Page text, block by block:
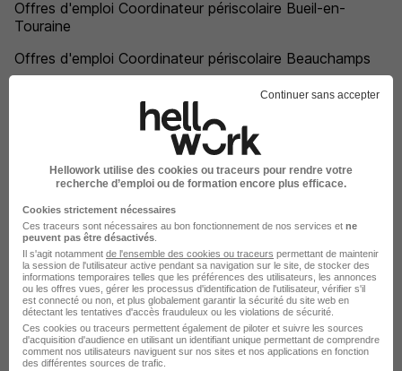
Offres d'emploi Coordinateur périscolaire Bueil-en-
Touraine
Offres d'emploi Coordinateur périscolaire Beauchamps
Offres d'emploi Coordinateur périscolaire Bascons
Offres d'emploi Coordinateur périscolaire Laval-Pradel
Offres d'emploi Coordinateur périscolaire Montfaucon
Offres d'emploi Coordinateur périscolaire Tresques
Offres d'emploi Coordinateur périscolaire Beauvoisin
Offres d'emploi Coordinateur périscolaire Montgeron
Offres d'emploi Coordinateur périscolaire Saclay
Offres d'emploi Coordinateur périscolaire Yerres
Offres d'emploi Coordinateur périscolaire Gonesse
Continuer sans accepter
Hellowork utilise des cookies ou traceurs pour rendre votre
recherche d’emploi ou de formation encore plus efficace.
Cookies strictement nécessaires
Ces traceurs sont nécessaires au bon fonctionnement de nos services et ne
peuvent pas être désactivés
Il s'agit notamment de l'ensemble des cookies ou traceurs permettant de maintenir
la session de l'utilisateur active pendant sa navigation sur le site, de stocker des
informations temporaires telles que les préférences des utilisateurs, les annonces
ou les offres vues, gérer les processus d'identification de l'utilisateur, vérifier s'il
est connecté ou non, et plus globalement garantir la sécurité du site web en
détectant les tentatives d'accès frauduleux ou les violations de sécurité.
Ces cookies ou traceurs permettent également de piloter et suivre les sources
d'acquisition d'audience en utilisant un identifiant unique permettant de comprendre
comment nos utilisateurs naviguent sur nos sites et nos applications en fonction
des différentes sources de trafic.